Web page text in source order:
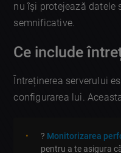
nu își protejează datele
semnificative.
Ce include
Întreținerea serverului
configurarea lui.
? Monitorizarea
pentru a te asigura